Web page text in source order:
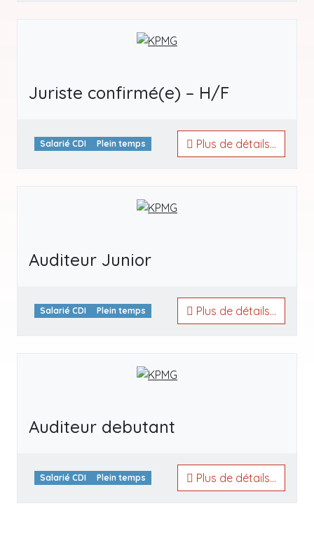
Juriste confirmé(e) – H/F
Salarié CDI Plein temps Plus de détails...
Auditeur Junior
Salarié CDI Plein temps Plus de détails...
Auditeur debutant
Salarié CDI Plein temps Plus de détails...